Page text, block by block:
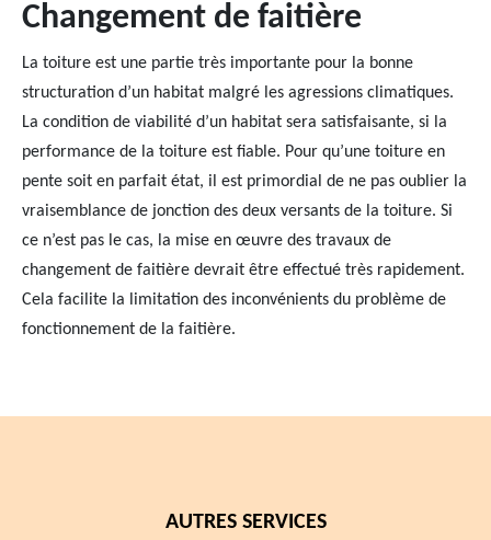
Changement de faitière
La toiture est une partie très importante pour la bonne
structuration d’un habitat malgré les agressions climatiques.
La condition de viabilité d’un habitat sera satisfaisante, si la
performance de la toiture est fiable. Pour qu’une toiture en
pente soit en parfait état, il est primordial de ne pas oublier la
vraisemblance de jonction des deux versants de la toiture. Si
ce n’est pas le cas, la mise en œuvre des travaux de
changement de faitière devrait être effectué très rapidement.
Cela facilite la limitation des inconvénients du problème de
fonctionnement de la faitière.
AUTRES SERVICES